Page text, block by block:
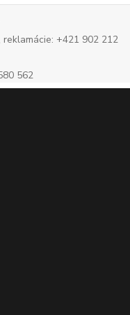
+421 902 212
562